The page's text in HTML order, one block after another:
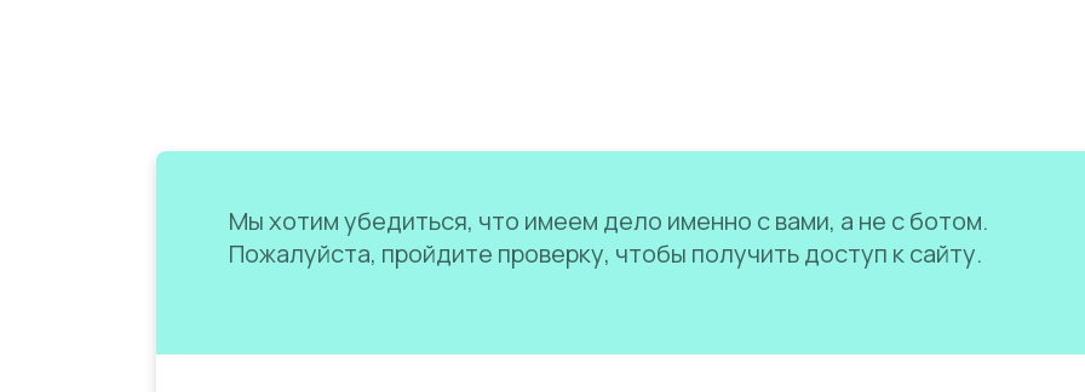
Мы хотим убедиться, что имеем дело именно с вами, а не с ботом.
Пожалуйста, пройдите проверку, чтобы получить доступ к сайту.